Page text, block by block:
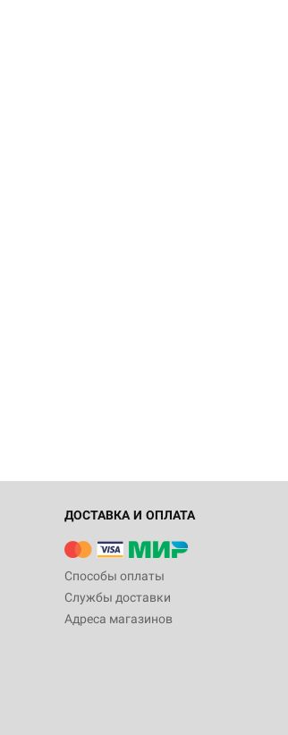
ДОСТАВКА И ОПЛАТА
Способы оплаты
Службы доставки
Адреса магазинов